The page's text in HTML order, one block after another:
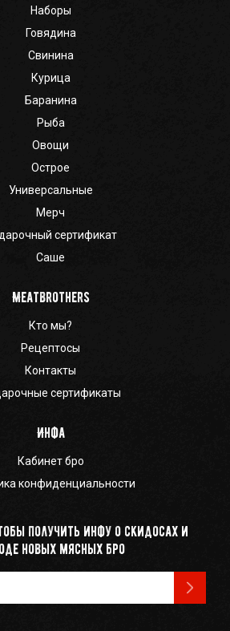
Наборы
Говядина
Свинина
Курица
Баранина
Рыба
Овощи
Острое
Универсальные
Мерч
сертификат
Саше
Meatbrothers
Кто мы?
Рецептосы
Контакты
сертификаты
Инфа
Кабинет бро
конфиденциальности
получить инфу о скидосах и
новых мясных бро